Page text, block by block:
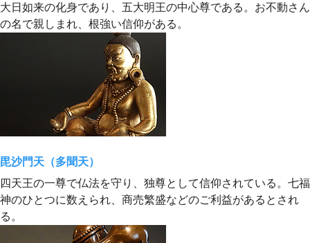
大日如来の化身であり、五大明王の中心尊である。お不動さん
の名で親しまれ、根強い信仰がある。
毘沙門天（多聞天）
四天王の一尊で仏法を守り、独尊として信仰されている。七福
神のひとつに数えられ、商売繁盛などのご利益があるとされ
る。